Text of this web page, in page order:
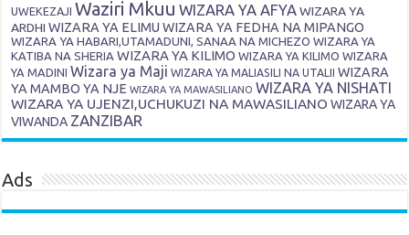
UWEKEZAJI Waziri Mkuu WIZARA YA AFYA WIZARA YA
ARDHI WIZARA YA ELIMU WIZARA YA FEDHA NA MIPANGO
WIZARA YA HABARI,UTAMADUNI, SANAA NA MICHEZO WIZARA YA
KATIBA NA SHERIA WIZARA YA KILIMO WIZARA YA KILIMO WIZARA
YA MADINI Wizara ya Maji WIZARA YA MALIASILI NA UTALII
WIZARA
YA MAMBO YA NJE WIZARA YA MAWASILIANO WIZARA YA NISHATI
WIZARA YA UJENZI,UCHUKUZI NA MAWASILIANO WIZARA YA
VIWANDA ZANZIBAR
Ads